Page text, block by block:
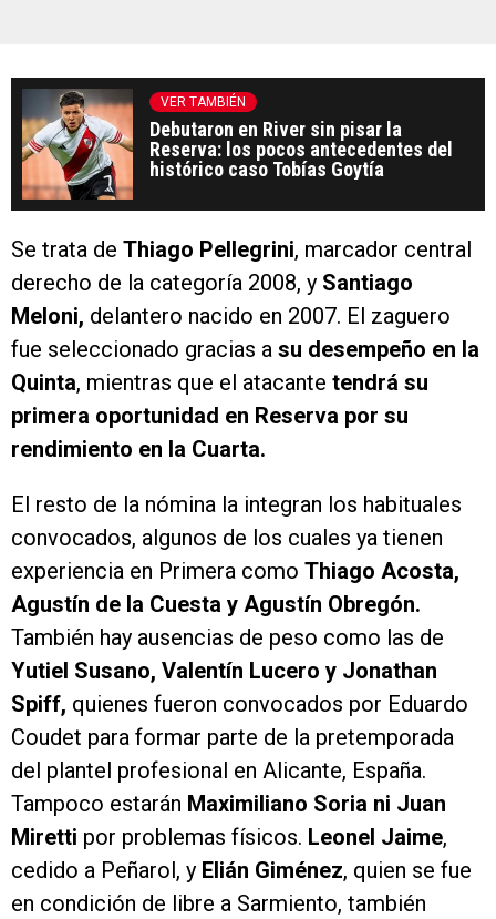
VER TAMBIÉN
Debutaron en River sin pisar la
Reserva: los pocos antecedentes del
histórico caso Tobías Goytía
Se trata de Thiago Pellegrini, marcador central
derecho de la categoría 2008, y Santiago
Meloni, delantero nacido en 2007. El zaguero
fue seleccionado gracias a su desempeño en la
Quinta, mientras que el atacante tendrá su
primera oportunidad en Reserva por su
rendimiento en la Cuarta.
El resto de la nómina la integran los habituales
convocados, algunos de los cuales ya tienen
experiencia en Primera como Thiago Acosta,
Agustín de la Cuesta y Agustín Obregón.
También hay ausencias de peso como las de
Yutiel Susano, Valentín Lucero y Jonathan
Spiff, quienes fueron convocados por Eduardo
Coudet para formar parte de la pretemporada
del plantel profesional en Alicante, España.
Tampoco estarán Maximiliano Soria ni Juan
Miretti por problemas físicos. Leonel Jaime,
cedido a Peñarol, y Elián Giménez, quien se fue
en condición de libre a Sarmiento, también